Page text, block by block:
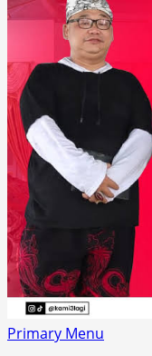
Primary Menu